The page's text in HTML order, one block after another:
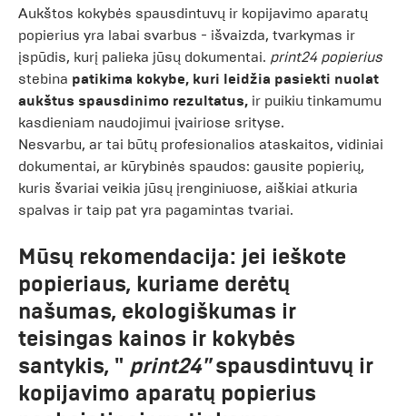
Aukštos kokybės spausdintuvų ir kopijavimo aparatų
popierius yra labai svarbus - išvaizda, tvarkymas ir
įspūdis, kurį palieka jūsų dokumentai. print24 popierius
stebina patikima kokybe, kuri leidžia pasiekti nuolat
aukštus spausdinimo rezultatus, ir puikiu tinkamumu
kasdieniam naudojimui įvairiose srityse.
Nesvarbu, ar tai būtų profesionalios ataskaitos, vidiniai
dokumentai, ar kūrybinės spaudos: gausite popierių,
kuris švariai veikia jūsų įrenginiuose, aiškiai atkuria
spalvas ir taip pat yra pagamintas tvariai.
Mūsų rekomendacija: jei ieškote
popieriaus, kuriame derėtų
našumas, ekologiškumas ir
teisingas kainos ir kokybės
santykis, " print24"spausdintuvų ir
kopijavimo aparatų popierius